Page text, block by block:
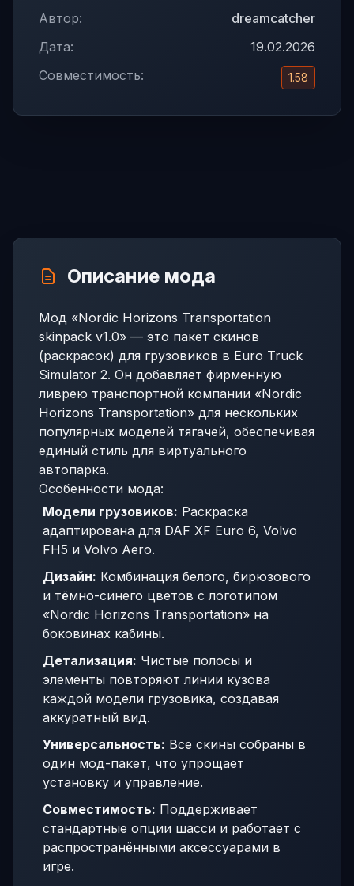
Автор:
dreamcatcher
Дата:
19.02.2026
Совместимость:
1.58
Описание мода
Мод «Nordic Horizons Transportation
skinpack v1.0» — это пакет скинов
(раскрасок) для грузовиков в Euro Truck
Simulator 2. Он добавляет фирменную
ливрею транспортной компании «Nordic
Horizons Transportation» для нескольких
популярных моделей тягачей, обеспечивая
единый стиль для виртуального
автопарка.
Особенности мода:
Модели грузовиков: Раскраска
адаптирована для DAF XF Euro 6, Volvo
FH5 и Volvo Aero.
Дизайн: Комбинация белого, бирюзового
и тёмно-синего цветов с логотипом
«Nordic Horizons Transportation» на
боковинах кабины.
Детализация: Чистые полосы и
элементы повторяют линии кузова
каждой модели грузовика, создавая
аккуратный вид.
Универсальность: Все скины собраны в
один мод-пакет, что упрощает
установку и управление.
Совместимость: Поддерживает
стандартные опции шасси и работает с
распространёнными аксессуарами в
игре.